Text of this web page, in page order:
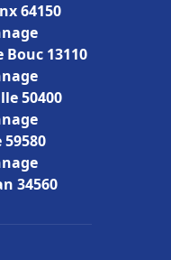
64150
13110
50400
34560